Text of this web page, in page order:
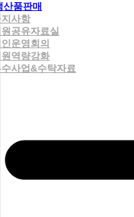
산품판매
사항
공유자료실
운영회의
역량강화
사업&수탁자료